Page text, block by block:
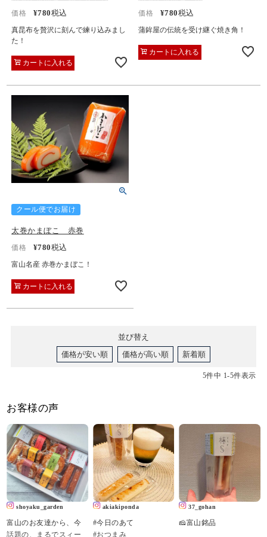
価格 ¥780税込
真昆布を贅沢に刻んで練り込みまし
た！
カートに入れる
価格 ¥780税込
蒲鉾屋の伝統を受け継ぐ焼き角！
カートに入れる
クール便でお届け
太巻かまぼこ 赤巻
価格 ¥780税込
富山名産 赤巻かまぼこ！
カートに入れる
並び替え
価格が安い順
価格が高い順 新着順
5件中 1-5件表示
お客様の声
shoyaku_garden
富山のお友達から、今
話題の、まるでスィー
akiakiponda
#今日のあて
#おつまみ
37_gohan
🧀富山銘品